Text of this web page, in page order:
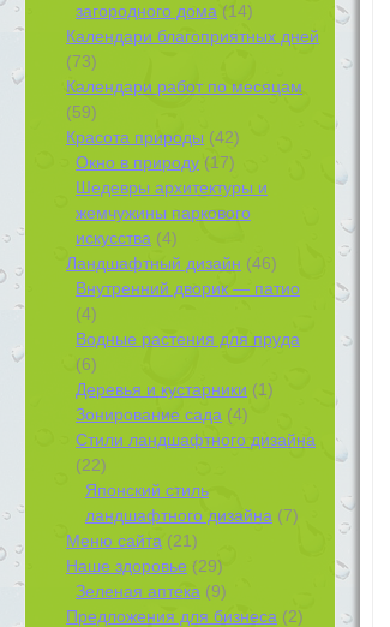
загородного дома (14)
Календари благоприятных дней
(73)
Календари работ по месяцам
(59)
Красота природы (42)
Окно в природу (17)
Шедевры архитектуры и
жемчужины паркового
искусства (4)
Ландшафтный дизайн (46)
Внутренний дворик — патио
(4)
Водные растения для пруда
(6)
Деревья и кустарники (1)
Зонирование сада (4)
Стили ландшафтного дизайна
(22)
Японский стиль
ландшафтного дизайна (7)
Меню сайта (21)
Наше здоровье (29)
Зеленая аптека (9)
Предложения для бизнеса (2)